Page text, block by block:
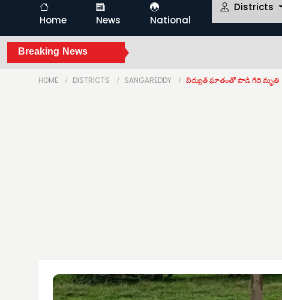
Home News National
Districts
Breaking News
HOME DISTRICTS SANGAREDDY విద్యుత్ ఘాతంతో పాడి గేదె మృతి